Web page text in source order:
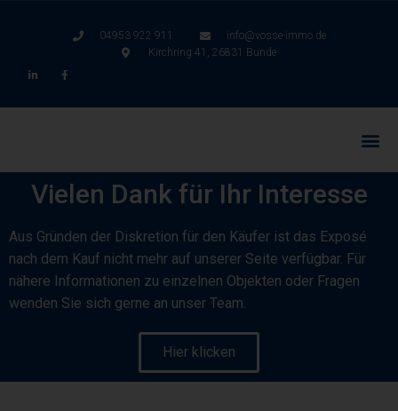
04953 922 911
info@vosse-immo.de
Kirchring 41, 26831 Bunde
Vielen Dank für Ihr Interesse
Aus Gründen der Diskretion für den Käufer ist das Exposé
nach dem Kauf nicht mehr auf unserer Seite verfügbar. Für
nähere Informationen zu einzelnen Objekten oder Fragen
wenden Sie sich gerne an unser Team.
Hier klicken